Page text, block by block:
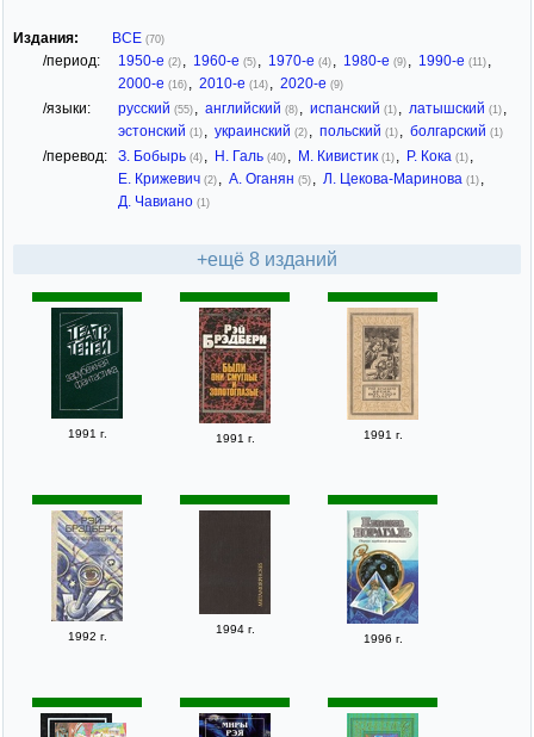
Издания: ВСЕ (70)
/период: 1950-е (2) , 1960-е (5) , 1970-е (4) , 1980-е (9) , 1990-е (11) ,
2000-е (16) , 2010-е (14) , 2020-е (9)
/языки: русский (55) , английский (8) , испанский (1) , латышский (1) ,
эстонский (1) , украинский (2) , польский (1) , болгарский (1)
/перевод: З. Бобырь (4) , Н. Галь (40) , М. Кивистик (1) , Р. Кока (1) ,
Е. Крижевич (2) , А. Оганян (5) , Л. Цекова-Маринова (1) ,
Д. Чавиано (1)
+ещё 8 изданий
1991 г. 1991 г. 1991 г.
1992 г.
1994 г.
1996 г.